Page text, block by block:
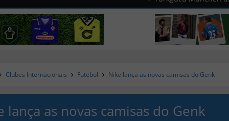
Clubes Internacionais Futebol Nike lança as novas camisas do Genk
lança as novas camisas do Genk